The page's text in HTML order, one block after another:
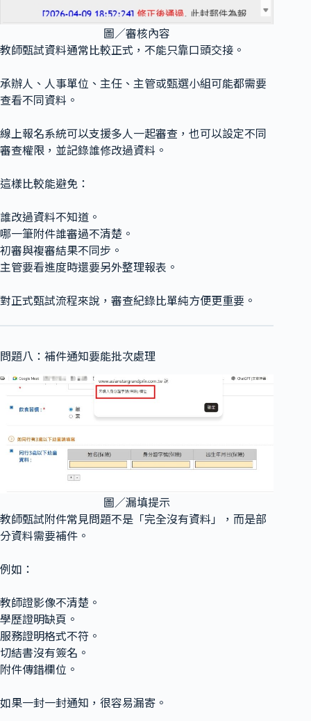
圖／審核內容
教師甄試資料通常比較正式，不能只靠口頭交接。
承辦人、人事單位、主任、主管或甄選小組可能都需要
查看不同資料。
線上報名系統可以支援多人一起審查，也可以設定不同
審查權限，並記錄誰修改過資料。
這樣比較能避免：
誰改過資料不知道。
哪一筆附件誰審過不清楚。
初審與複審結果不同步。
主管要看進度時還要另外整理報表。
對正式甄試流程來說，審查紀錄比單純方便更重要。
問題八：補件通知要能批次處理
圖／漏填提示
教師甄試附件常見問題不是「完全沒有資料」，而是部
分資料需要補件。
例如：
教師證影像不清楚。
學歷證明缺頁。
服務證明格式不符。
切結書沒有簽名。
附件傳錯欄位。
如果一封一封通知，很容易漏寄。